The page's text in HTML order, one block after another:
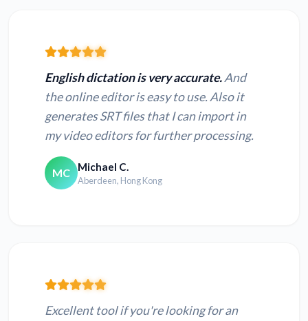
English dictation is very accurate.And
the online editor is easy to use. Also it
generates SRT files that I can import in
my video editors for further processing.
MC Michael C.
Aberdeen, Hong Kong
Excellent tool if you're looking for an